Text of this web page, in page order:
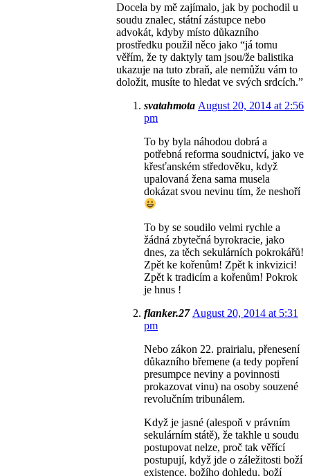
Docela by mě zajímalo, jak by pochodil u
soudu znalec, státní zástupce nebo
advokát, kdyby místo důkazního
prostředku použil něco jako “já tomu
věřím, že ty daktyly tam jsou/že balistika
ukazuje na tuto zbraň, ale nemůžu vám to
doložit, musíte to hledat ve svých srdcích.”
svatahmota August 20, 2014 at 2:56
pm
To by byla náhodou dobrá a
potřebná reforma soudnictví, jako ve
křesťanském středověku, když
upalovaná žena sama musela
dokázat svou nevinu tím, že neshoří
To by se soudilo velmi rychle a
žádná zbytečná byrokracie, jako
dnes, za těch sekulárních pokrokářů!
Zpět ke kořenům! Zpět k inkvizici!
Zpět k tradicím a kořenům! Pokrok
je hnus !
flanker.27 August 20, 2014 at 5:31
pm
Nebo zákon 22. prairialu, přenesení
důkazního břemene (a tedy popření
presumpce neviny a povinnosti
prokazovat vinu) na osoby souzené
revolučním tribunálem.
Když je jasné (alespoň v právním
sekulárním státě), že takhle u soudu
postupovat nelze, proč tak věřící
postupují, když jde o záležitosti boží
existence, božího dohledu, boží